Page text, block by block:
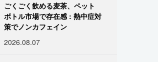
ごくごく飲める麦茶、ペット
ボトル市場で存在感 : 熱中症対
策でノンカフェイン
2026.08.07